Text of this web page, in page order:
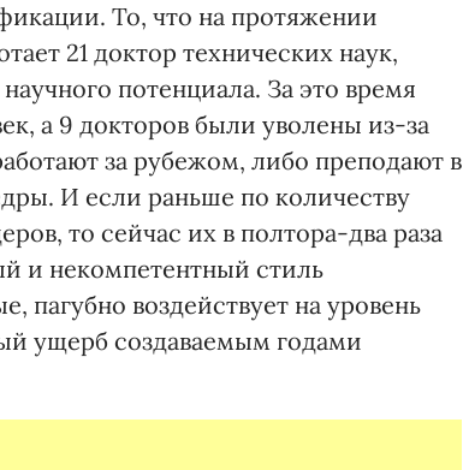
То, что на протяжении
21 доктор технических наук,
потенциала. За это время
а 9 докторов были уволены из-за
за рубежом, либо преподают в
И если раньше по количеству
то сейчас их в полтора-два раза
и некомпетентный стиль
пагубно воздействует на уровень
ущерб создаваемым годами